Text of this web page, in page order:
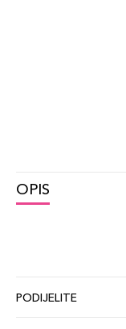
OPIS
PODIJELITE